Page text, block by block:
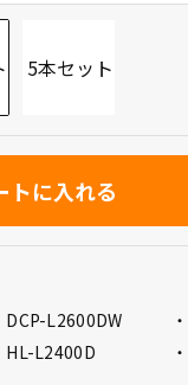
DCP-L2600DW
HL-L2400D
5本セット
トに入れる